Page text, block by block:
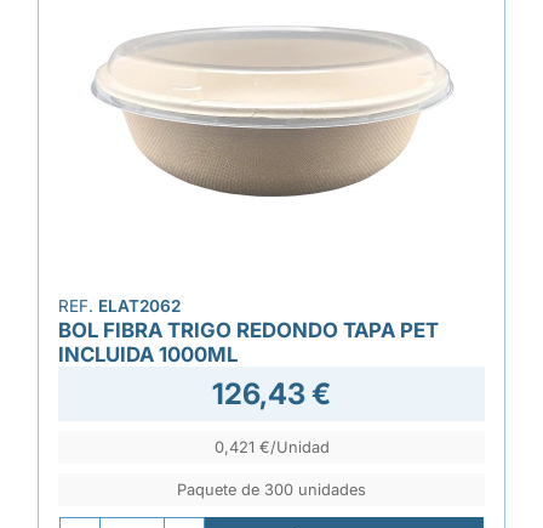
REF. ELAT2062
BOL FIBRA TRIGO REDONDO TAPA PET
INCLUIDA 1000ML
126,43 €
0,421 €/Unidad
Paquete de 300 unidades